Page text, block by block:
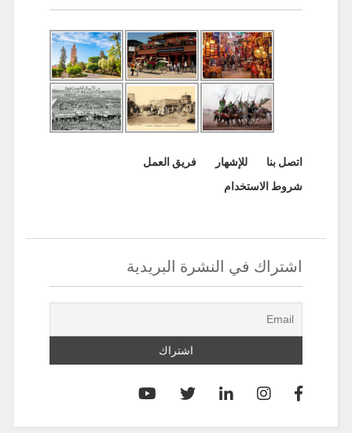
اتصل بنا للإشهار
فريق العمل
شروط الاستخدام
اشتراك في النشرة البريدية